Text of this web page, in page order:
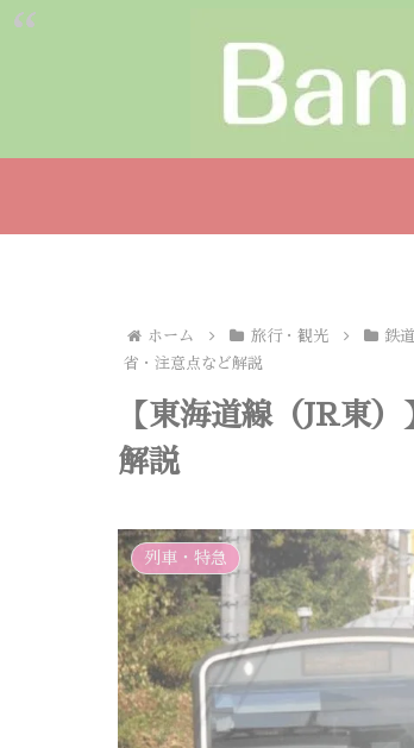
ホーム 旅行・観光 鉄
省・注意点など解説
【東海道線（JR東
解説
列車・特急